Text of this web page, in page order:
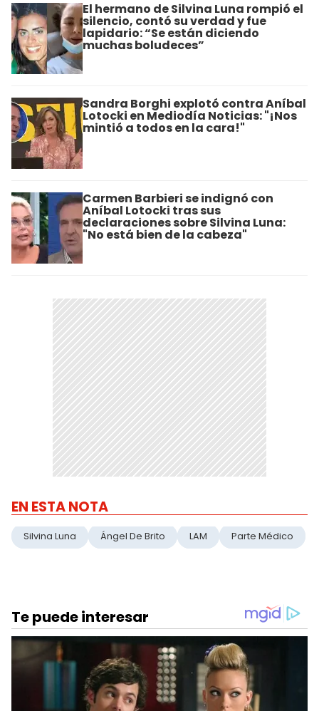
El hermano de Silvina Luna rompió el
silencio, contó su verdad y fue
lapidario: “Se están diciendo
muchas boludeces”
Sandra Borghi explotó contra Aníbal
Lotocki en Mediodía Noticias: "¡Nos
mintió a todos en la cara!"
Carmen Barbieri se indignó con
Aníbal Lotocki tras sus
declaraciones sobre Silvina Luna:
"No está bien de la cabeza"
EN ESTA NOTA
Silvina Luna Ángel De Brito LAM Parte Médico